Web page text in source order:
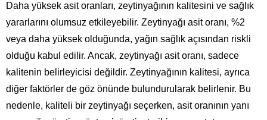
Daha yüksek asit oranları, zeytinyağının kalitesini ve sağlık
yararlarını olumsuz etkileyebilir. Zeytinyağı asit oranı, %2
veya daha yüksek olduğunda, yağın sağlık açısından riskli
olduğu kabul edilir. Ancak, zeytinyağı asit oranı, sadece
kalitenin belirleyicisi değildir. Zeytinyağının kalitesi, ayrıca
diğer faktörler de göz önünde bulundurularak belirlenir. Bu
nedenle, kaliteli bir zeytinyağı seçerken, asit oranının yanı